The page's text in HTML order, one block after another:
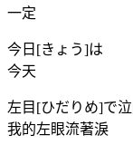
一定
今日[きょう]は
今天
左目[ひだりめ]で
我的左眼流著淚